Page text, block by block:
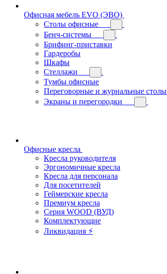
Офисная мебель EVO (ЭВО)
Cтолы офисные
Бенч-системы
Брифинг-приставки
Гардеробы
Шкафы
Стеллажи
Тумбы офисные
Переговорные и журнальные столы
Экраны и перегородки
Офисные кресла
Кресла руководителя
Эргономичные кресла
Кресла для персонала
Для посетителей
Геймерские кресла
Премиум кресла
Серия WOOD (ВУД)
Комплектующие
Ликвидация ⚡